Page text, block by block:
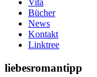
Vita
Bücher
News
Kontakt
Linktree
liebesromantipp